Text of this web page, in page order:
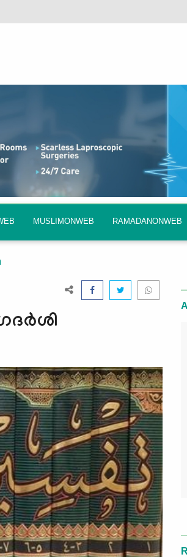
MUSLIMONWEB RAMADANONWEB